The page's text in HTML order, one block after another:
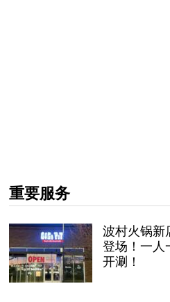
重要服务
波村火锅新
登场！一人
开涮！